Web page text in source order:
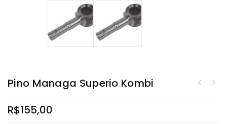
Pino Managa Superio Kombi
R$155,00